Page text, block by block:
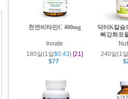
천연비타민C 400mg
Innate
180알(1알$0.43) [21]
$77
닥터K칼슘
뼈강화포
240알(1알